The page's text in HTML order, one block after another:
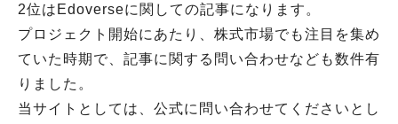
2位はEdoverseに関しての記事になります。
プロジェクト開始にあたり、株式市場でも注目を集め
ていた時期で、記事に関する問い合わせなども数件有
りました。
当サイトとしては、公式に問い合わせてくださいとし